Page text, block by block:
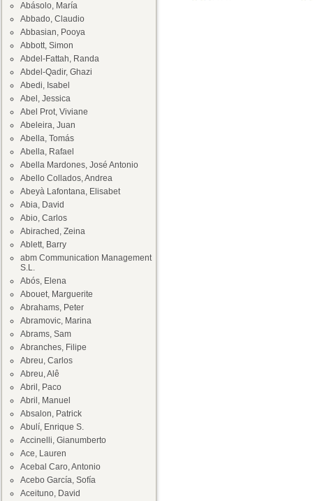
Abásolo, María
Abbado, Claudio
Abbasian, Pooya
Abbott, Simon
Abdel-Fattah, Randa
Abdel-Qadir, Ghazi
Abedi, Isabel
Abel, Jessica
Abel Prot, Viviane
Abeleira, Juan
Abella, Tomás
Abella, Rafael
Abella Mardones, José Antonio
Abello Collados, Andrea
Abeyà Lafontana, Elisabet
Abia, David
Abio, Carlos
Abirached, Zeina
Ablett, Barry
abm Communication Management
S.L.
Abós, Elena
Abouet, Marguerite
Abrahams, Peter
Abramovic, Marina
Abrams, Sam
Abranches, Filipe
Abreu, Carlos
Abreu, Alê
Abril, Paco
Abril, Manuel
Absalon, Patrick
Abulí, Enrique S.
Accinelli, Gianumberto
Ace, Lauren
Acebal Caro, Antonio
Acebo García, Sofía
Aceituno, David